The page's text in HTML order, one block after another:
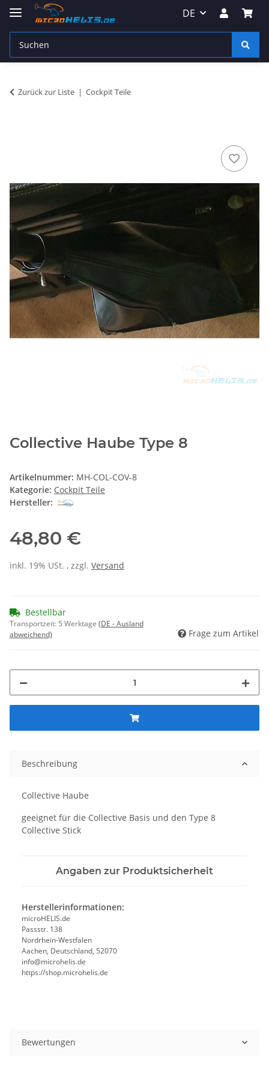
DE
Zurück zur Liste Cockpit Teile
Collective Haube Type 8
Artikelnummer: MH-COL-COV-8
Kategorie: Cockpit Teile
Hersteller:
48,80 €
inkl. 19% USt. , zzgl. Versand
Bestellbar
Transportzeit: 5 Werktage (DE - Ausland
abweichend)
Frage zum Artikel
Beschreibung
Collective Haube
geeignet für die Collective Basis und den Type 8
Collective Stick
Angaben zur Produktsicherheit
Herstellerinformationen:
microHELIS.de
Passstr. 138
Nordrhein-Westfalen
Aachen, Deutschland, 52070
info@microhelis.de
https://shop.microhelis.de
Bewertungen